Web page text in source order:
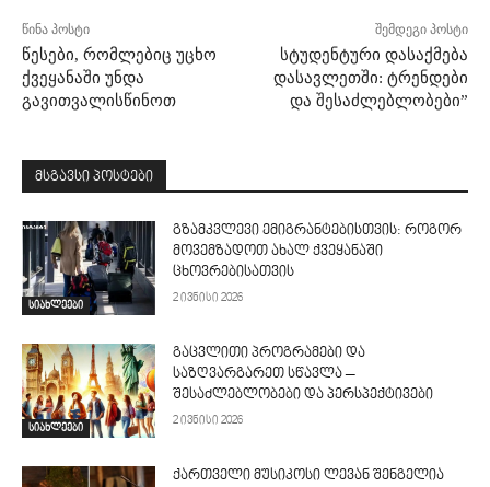
წინა პოსტი
წესები, რომლებიც უცხო
ქვეყანაში უნდა
გავითვალისწინოთ
შემდეგი პოსტი
სტუდენტური დასაქმება
დასავლეთში: ტრენდები
და შესაძლებლობები”
მსგავსი პოსტები
სიახლეები
გზამკვლევი ემიგრანტებისთვის: როგორ
მოვემზადოთ ახალ ქვეყანაში
ცხოვრებისათვის
2 ივნისი 2026
სიახლეები
გაცვლითი პროგრამები და
საზღვარგარეთ სწავლა –
შესაძლებლობები და პერსპექტივები
2 ივნისი 2026
ქართველი მუსიკოსი ლევან შენგელია